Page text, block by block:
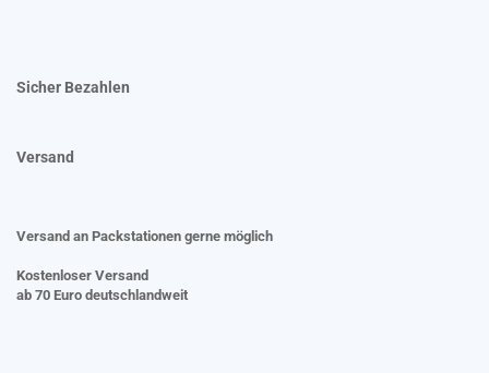
Sicher Bezahlen
Versand
Versand an Packstationen gerne möglich
Kostenloser Versand
ab 70 Euro deutschlandweit